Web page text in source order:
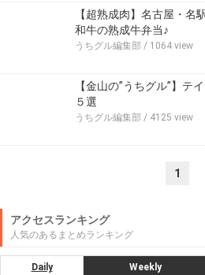
【超熟成肉】名古屋・名
和牛の熟成牛弁当♪
うちグル編集部 / 1064 view
【金山の”うちグル”】テ
５選
うちグル編集部 / 4125 view
1
アクセスランキング
人気のあるまとめランキング
Daily Weekly